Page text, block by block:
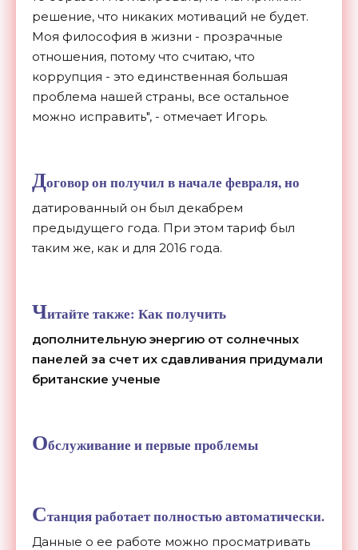
решение, что никаких мотиваций не будет.
Моя философия в жизни - прозрачные
отношения, потому что считаю, что
коррупция - это единственная большая
проблема нашей страны, все остальное
можно исправить", - отмечает Игорь.
Договор он получил в начале февраля, но
датированный он был декабрем
предыдущего года. При этом тариф был
таким же, как и для 2016 года.
Читайте также: Как получить
дополнительную энергию от солнечных
панелей за счет их сдавливания придумали
британские ученые
Обслуживание и первые проблемы
Станция работает полностью автоматически.
Данные о ее работе можно просматривать